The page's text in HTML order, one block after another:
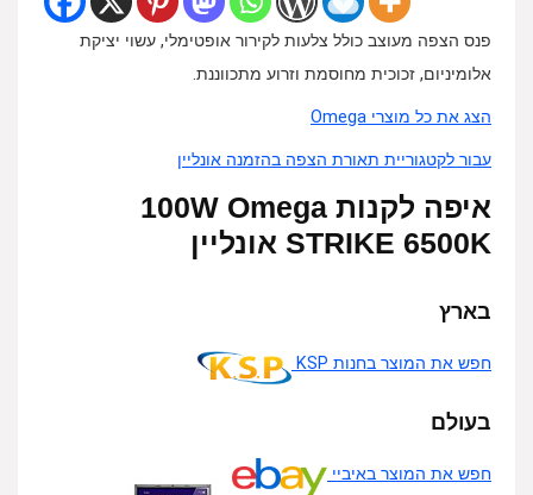
פנס הצפה מעוצב כולל צלעות לקירור אופטימלי, עשוי יציקת
אלומיניום, זכוכית מחוסמת וזרוע מתכווננת.
הצג את כל מוצרי Omega
עבור לקטגוריית תאורת הצפה בהזמנה אונליין
איפה לקנות 100W Omega
STRIKE 6500K אונליין
בארץ
חפש את המוצר בחנות KSP
בעולם
חפש את המוצר באיביי